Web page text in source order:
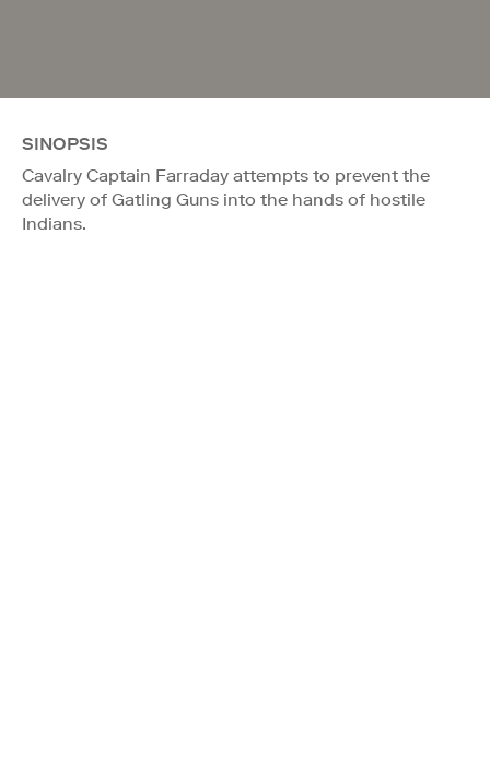
SINOPSIS
Cavalry Captain Farraday attempts to prevent the
delivery of Gatling Guns into the hands of hostile
Indians.